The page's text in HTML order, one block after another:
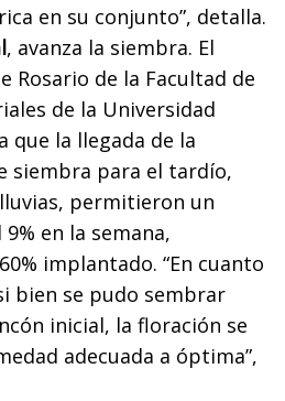
en su conjunto”, detalla.
, avanza la siembra. El
Rosario de la Facultad de
de la Universidad
que la llegada de la
siembra para el tardío,
permitieron un
en la semana,
implantado. “En cuanto
bien se pudo sembrar
inicial, la floración se
adecuada a óptima”,